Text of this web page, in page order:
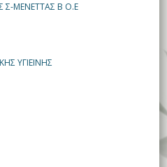
Σ-ΜΕΝΕΤΤΑΣ Β Ο.Ε
ΥΓΙΕΙΝΗΣ